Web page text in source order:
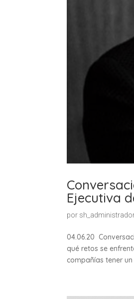
Ejecutiva
por
04.06.20
qué retos se
compañías tener